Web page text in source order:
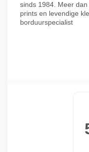
sinds 1984. Meer
prints en levendige
borduurspecialist